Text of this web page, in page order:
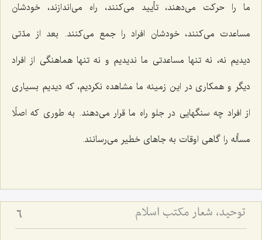
ما را حركت می‌دهند، تأیید می‌كنند، راه می‌اندازند، خودشان
مساعدت می‌كنند، خودشان افراد را جمع می‌كنند. بعد از مدّتی
دیدیم نه، نه تنها مساعدتی ما ندیدیم و نه تنها هماهنگی از افراد
دیگر و همكاری در این زمینه ما مشاهده نكردیم، كه دیدیم بسیاری
از افراد چه سنگهایی در جلو راه ما قرار می‌دهند. به طوری كه اصلًا
مسأله را گاهی اوقات به جاهای خطیر می‌رسانند.
توحید، شعار مكتب اسلام 6